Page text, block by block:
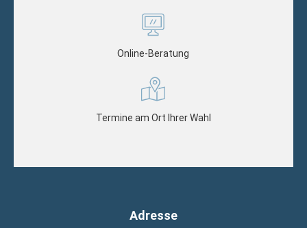
Online-Beratung
Termine am Ort Ihrer Wahl
Adresse